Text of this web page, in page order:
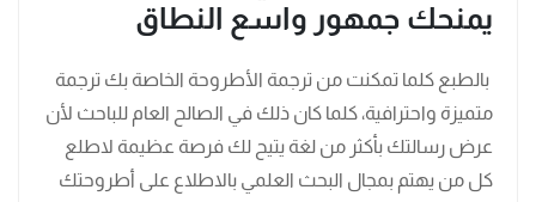
يمنحك جمهور واسع النطاق
بالطبع كلما تمكنت من ترجمة الأطروحة الخاصة بك ترجمة
متميزة واحترافية، كلما كان ذلك في الصالح العام للباحث لأن
عرض رسالتك بأكثر من لغة يتيح لك فرصة عظيمة لاطلع
كل من يهتم بمجال البحث العلمي بالاطلاع على أطروحتك